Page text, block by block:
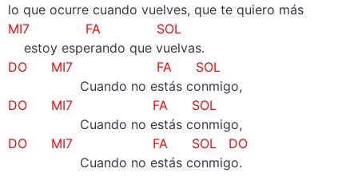
lo que ocurre cuando vuelves, que te quiero más
MI7 FA SOL
estoy esperando que vuelvas.
DO MI7 FA SOL
Cuando no estás conmigo,
DO MI7 FA SOL
Cuando no estás conmigo,
DO MI7 FA SOL DO
Cuando no estás conmigo.